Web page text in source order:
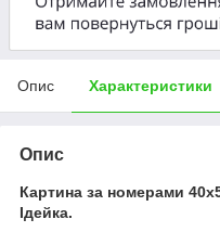
Опис Характеристики
Опис
Картина за номерами
Ідейка.